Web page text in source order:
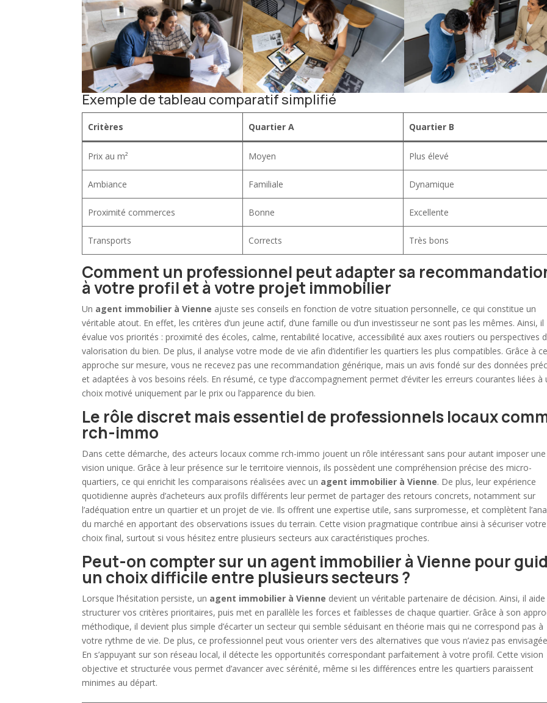
Exemple de tableau comparatif simplifié
Critères Quartier A Quartier B
Prix au m² Moyen Plus élevé
Ambiance Familiale Dynamique
Proximité commerces Bonne Excellente
Transports Corrects Très bons
Comment un professionnel peut adapter sa
à votre profil et à votre projet immobilier
Un agent immobilier à Vienne ajuste ses conseils en fonction de votre situation personnelle, ce qui constitue un
véritable atout. En effet, les critères d’un jeune actif, d’une famille ou d’un investisseur ne sont pas les mêmes. Ainsi, il
évalue vos priorités : proximité des écoles, calme, rentabilité locative, accessibilité aux axes routiers ou perspectives
valorisation du bien. De plus, il analyse votre mode de vie afin d’identifier les quartiers les plus compatibles. Grâce à
approche sur mesure, vous ne recevez pas une recommandation générique, mais un avis fondé sur des données
et adaptées à vos besoins réels. En résumé, ce type d’accompagnement permet d’éviter les erreurs courantes liées à
choix motivé uniquement par le prix ou l’apparence du bien.
Le rôle discret mais essentiel de professionnels locaux
rch-immo
Dans cette démarche, des acteurs locaux comme rch-immo jouent un rôle intéressant sans pour autant imposer une
vision unique. Grâce à leur présence sur le territoire viennois, ils possèdent une compréhension précise des micro-
quartiers, ce qui enrichit les comparaisons réalisées avec un agent immobilier à Vienne. De plus, leur expérience
quotidienne auprès d’acheteurs aux profils différents leur permet de partager des retours concrets, notamment sur
l’adéquation entre un quartier et un projet de vie. Ils offrent une expertise utile, sans surpromesse, et complètent
du marché en apportant des observations issues du terrain. Cette vision pragmatique contribue ainsi à sécuriser votre
choix final, surtout si vous hésitez entre plusieurs secteurs aux caractéristiques proches.
Peut-on compter sur un agent immobilier à Vienne pour
un choix difficile entre plusieurs secteurs ?
Lorsque l’hésitation persiste, un agent immobilier à Vienne devient un véritable partenaire de décision. Ainsi, il aide
structurer vos critères prioritaires, puis met en parallèle les forces et faiblesses de chaque quartier. Grâce à son
méthodique, il devient plus simple d’écarter un secteur qui semble séduisant en théorie mais qui ne correspond pas à
votre rythme de vie. De plus, ce professionnel peut vous orienter vers des alternatives que vous n’aviez pas
En s’appuyant sur son réseau local, il détecte les opportunités correspondant parfaitement à votre profil. Cette vision
objective et structurée vous permet d’avancer avec sérénité, même si les différences entre les quartiers paraissent
minimes au départ.